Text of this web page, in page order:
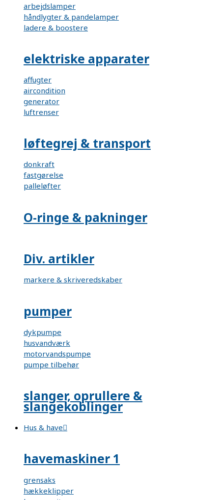
arbejdslamper
håndlygter & pandelamper
ladere & boostere
elektriske apparater
affugter
aircondition
generator
luftrenser
løftegrej & transport
donkraft
fastgørelse
palleløfter
O-ringe & pakninger
Div. artikler
markere & skriveredskaber
pumper
dykpumpe
husvandværk
motorvandspumpe
pumpe tilbehør
slanger, oprullere &
slangekoblinger
Hus & have
havemaskiner 1
grensaks
hækkeklipper